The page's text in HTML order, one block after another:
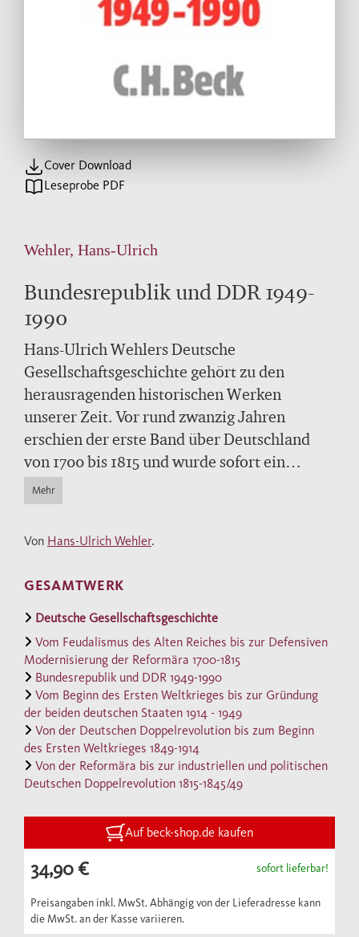
Cover Download
Leseprobe PDF
Wehler, Hans-Ulrich
Bundesrepublik und DDR 1949-
1990
Hans-Ulrich Wehlers Deutsche
Gesellschaftsgeschichte gehört zu den
herausragenden historischen Werken
unserer Zeit. Vor rund zwanzig Jahren
erschien der erste Band über Deutschland
von 1700 bis 1815 und wurde sofort ein
großer Erfolg. Mit diesem eindrucksvollen
fünften Band gelangt ein epochales Werk
Jahre deutscher Geschichte umspannt und
geprägt hat. Es wird auf lange Sicht kaum ein
anderes Werk geben, das in vergleichbarem
Umfang die deutsche Geschichte zur
Darstellung bringt.
Wehlers tragendes Konzept ist gleich
geblieben – und es trägt auch für die Zeit
nach 1945: Politische Herrschaft und Kultur,
Wirtschaft, soziale Ungleichheit stehen im
Zentrum der Darstellung, die immer wieder
organisiert wird und welche soziale Realität
sie hervorbringt. Daß dabei das Urteil über
die DDR höchst kritisch ausfällt, mag nicht
Bundesrepublik, so zeigt sich, weist bei aller
Mehr
Von Hans-Ulrich Wehler.
GESAMTWERK
Deutsche Gesellschaftsgeschichte
Vom Feudalismus des Alten Reiches bis zur Defensiven
Modernisierung der Reformära 1700-1815
Bundesrepublik und DDR 1949-1990
Vom Beginn des Ersten Weltkrieges bis zur Gründung
der beiden deutschen Staaten 1914 - 1949
Von der Deutschen Doppelrevolution bis zum Beginn
des Ersten Weltkrieges 1849-1914
Von der Reformära bis zur industriellen und politischen
Deutschen Doppelrevolution 1815-1845/49
Auf beck-shop.de kaufen
34,90 € sofort lieferbar!
Preisangaben inkl. MwSt. Abhängig von der Lieferadresse kann
die MwSt. an der Kasse variieren.